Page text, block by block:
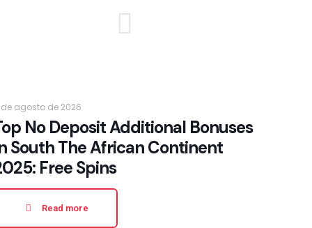
agosto de 2026
No Deposit Additional Bonuses
South The African Continent
Free Spins
Read more